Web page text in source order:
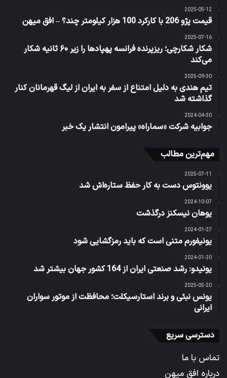
2025-05-12
قیمت پژو 206 با کارکرد 100 هزار کیلومتر چند؟ – افق میهن
2025-07-16
شکار شکارچی؛ ریزپرنده فرانسه پهپادها را زیر ۶۰ ثانیه شکار
می‌کند
2025-09-30
تیم هندی به دلیل امتناع از سفر به ایران از لیگ قهرمانان کنار
گذاشته شد
2024-04-30
جوابیه شرکت «سماراه» پیرامون انتشار یک خبر
مهم‌ترین مطالب
2025-07-11
یوونتوس دست به کار حفظ ستاره‌اش شد
2024-10-07
یوهان نیسکنز درگذشت
2024-01-27
یونیفورم متنی است که باید رمزگشایی شود
2024-01-20
یونیدو: رشد صنعتی ایران از 164 کشور جهان بیشتر شد
2025-05-20
یونس نبئی و برند استارسیکلت؛ محافظت از موتور سواران
ایرانی
دسترسی سریع
تماس با ما
درباره افق میهن